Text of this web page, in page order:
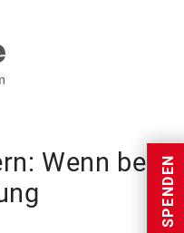
SPENDEN
Wenn bei